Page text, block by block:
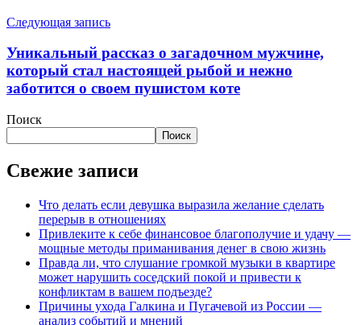
Следующая запись
Уникальный рассказ о загадочном мужчине,
который стал настоящей рыбой и нежно
заботится о своем пушистом коте
Поиск
Поиск
Свежие записи
Что делать если девушка выразила желание сделать
перерыв в отношениях
Привлеките к себе финансовое благополучие и удачу —
мощные методы приманивания денег в свою жизнь
Правда ли, что слушание громкой музыки в квартире
может нарушить соседский покой и привести к
конфликтам в вашем подъезде?
Причины ухода Галкина и Пугачевой из России —
анализ событий и мнений